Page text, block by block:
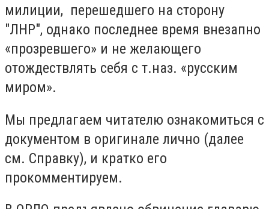
милиции, перешедшего на сторону
"ЛНР", однако последнее время внезапно
«прозревшего» и не желающего
отождествлять себя с т.наз. «русским
миром».
Мы предлагаем читателю ознакомиться с
документом в оригинале лично (далее
см. Справку), и кратко его
прокомментируем.